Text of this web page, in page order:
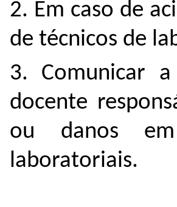
2. Em caso de
de técnicos de
3. Comunicar
docente
ou danos em
laboratoriais.